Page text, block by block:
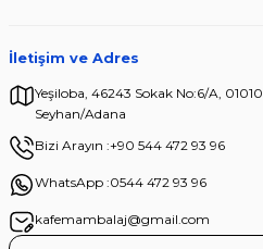
İletişim ve Adres
Yeşiloba, 46243 Sokak No:6/A, 01010
Seyhan/Adana
Bizi Arayın :+90 544 472 93 96
WhatsApp :0544 472 93 96
kafemambalaj@gmail.com